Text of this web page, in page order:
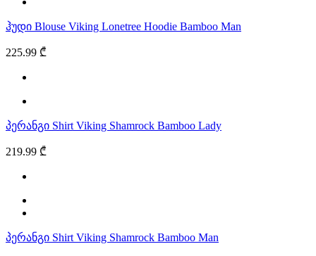
ჰუდი Blouse Viking Lonetree Hoodie Bamboo Man
225.99 ₾
პერანგი Shirt Viking Shamrock Bamboo Lady
219.99 ₾
პერანგი Shirt Viking Shamrock Bamboo Man